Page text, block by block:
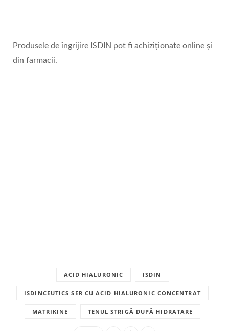
Produsele de îngrijire ISDIN pot fi achiziționate online și
din farmacii.
ACID HIALURONIC ISDIN
ISDINCEUTICS SER CU ACID HIALURONIC CONCENTRAT
MATRIKINE TENUL STRIGĂ DUPĂ HIDRATARE